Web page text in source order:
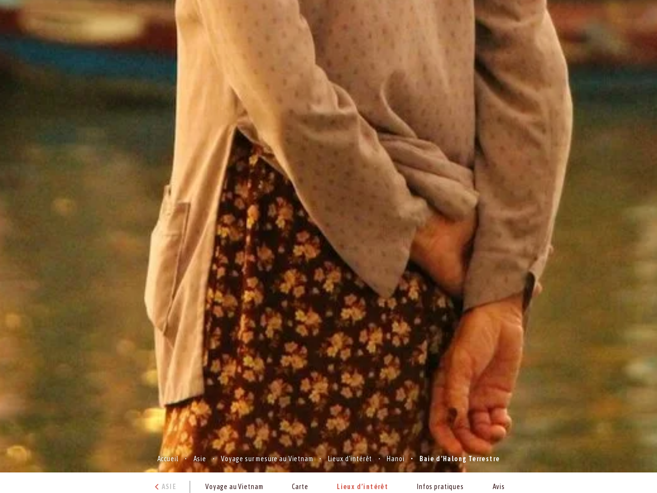
Accueil Asie Voyage sur mesure au Vietnam Lieux d’intérêt Hanoi Baie d’Halong Terrestre
ASIE Voyage au Vietnam Carte Lieux d’intérêt Infos pratiques Avis